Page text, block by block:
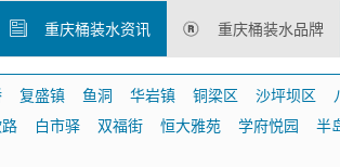
重庆桶装水资讯 重庆桶装水品牌
复盛镇 鱼洞 华岩镇 铜梁区 沙坪坝区
路 白市驿 双福街 恒大雅苑 学府悦园 半